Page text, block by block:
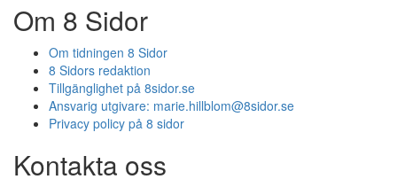
Om 8 Sidor
Om tidningen 8 Sidor
8 Sidors redaktion
Tillgänglighet på 8sidor.se
Ansvarig utgivare: marie.hillblom@8sidor.se
Privacy policy på 8 sidor
Kontakta oss